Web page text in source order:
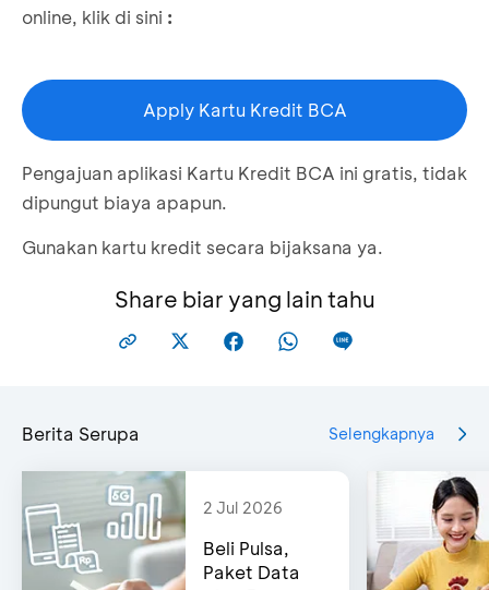
online, klik di sini :
Apply Kartu Kredit BCA
Pengajuan aplikasi Kartu Kredit BCA ini gratis, tidak
dipungut biaya apapun.
Gunakan kartu kredit secara bijaksana ya.
Share biar yang lain tahu
Berita Serupa Selengkapnya
2 Jul 2026
Beli Pulsa,
Paket Data